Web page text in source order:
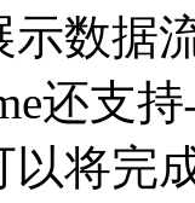
示数据
还支
以将完